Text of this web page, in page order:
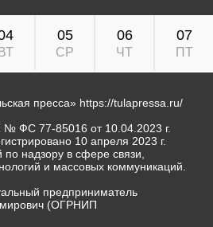
ВТ
05
СР
06
ЧТ
07
ПТ
пресса» https://tulapressa.ru/
№ ФС 77-85016 от 10.04.2023 г.
10 апреля 2023 г.
надзору в сфере связи,
и массовых коммуникаций.
предприниматель
(ОГРНИП